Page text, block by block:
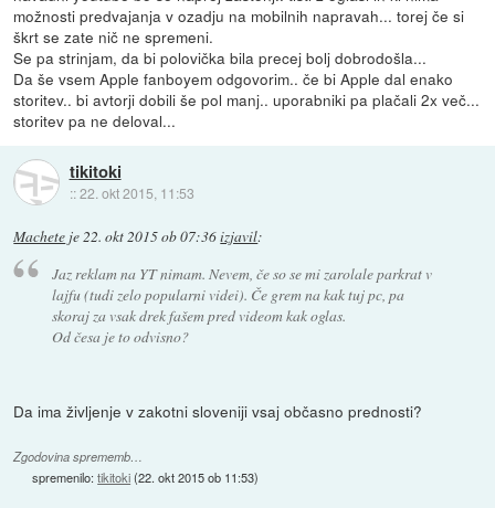
možnosti predvajanja v ozadju na mobilnih napravah... torej če si
škrt se zate nič ne spremeni.
Se pa strinjam, da bi polovička bila precej bolj dobrodošla...
Da še vsem Apple fanboyem odgovorim.. če bi Apple dal enako
storitev.. bi avtorji dobili še pol manj.. uporabniki pa plačali 2x več...
storitev pa ne deloval...
tikitoki
::22. okt 2015, 11:53
Machete je22. okt 2015 ob 07:36izjavil:
Jaz reklam na YT nimam. Nevem, če so se mi zarolale parkrat v
lajfu (tudi zelo popularni videi). Če grem na kak tuj pc, pa
skoraj za vsak drek fašem pred videom kak oglas.
Od česa je to odvisno?
Da ima življenje v zakotni sloveniji vsaj občasno prednosti?
Zgodovina sprememb…
spremenilo:tikitoki(22. okt 2015 ob 11:53)